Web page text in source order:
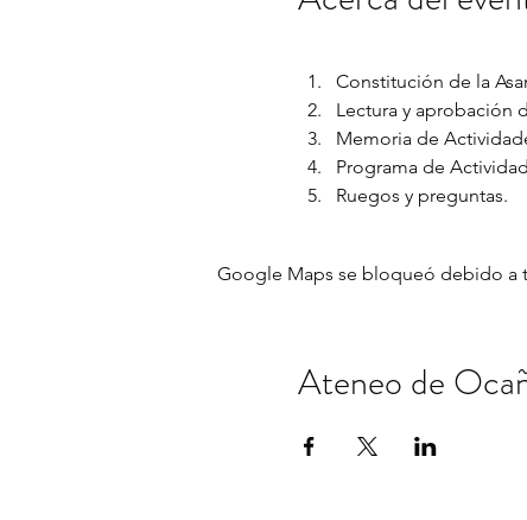
Constitución de la
Lectura y aprobación
Memoria de
Programa de
Ruegos y preguntas.
Google Maps se bloqueó debido a
Ateneo de